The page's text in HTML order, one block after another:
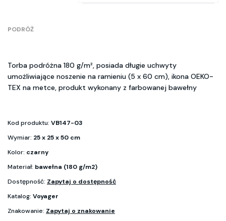
PODRÓŻ
Torba podróżna 180 g/m², posiada długie uchwyty
umożliwiające noszenie na ramieniu (5 x 60 cm), ikona OEKO-
TEX na metce, produkt wykonany z farbowanej bawełny
Kod produktu: VB147-03
Wymiar: 25 x 25 x 50 cm
Kolor: czarny
Materiał: bawełna (180 g/m2)
Dostępność: Zapytaj o dostępność
Katalog: Voyager
Znakowanie: Zapytaj o znakowanie